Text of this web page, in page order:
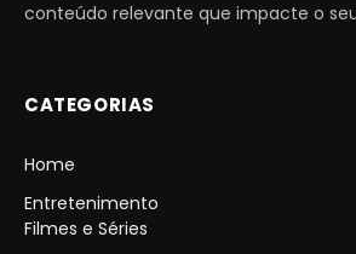
conteúdo relevante que impacte o
CATEGORIAS
Home
Entretenimento
Filmes e Séries